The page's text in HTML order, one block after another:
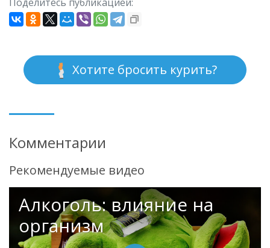
Хотите бросить курить?
Комментарии
Рекомендуемые видео
Алкоголь: влияние на
организм